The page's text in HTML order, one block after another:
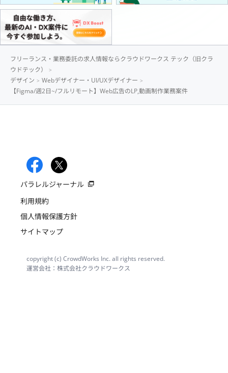
フリーランス・業務委託の求人情報ならクラウドワークス テック（旧クラ
ウドテック）
デザイン
Webデザイナー・UI/UXデザイナー
【Figma/週2日~/フルリモート】Web広告のLP,動画制作業務案件
パラレルジャーナル
利用規約
個人情報保護方針
サイトマップ
copyright (c) CrowdWorks Inc. all rights reserved.
運営会社：株式会社クラウドワークス